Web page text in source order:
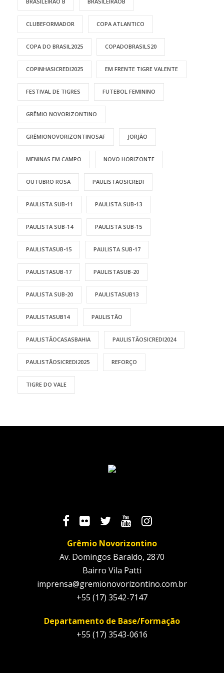
CLUBEFORMADOR COPA ATLANTICO
COPA DO BRASIL2025 COPADOBRASILS20
COPINHASICREDI2025 EM FRENTE TIGRE VALENTE
FESTIVAL DE TIGRES FUTEBOL FEMININO
GRÊMIO NOVORIZONTINO
GRÊMIONOVORIZONTINOSAF JORJÃO
MENINAS EM CAMPO NOVO HORIZONTE
OUTUBRO ROSA PAULISTAOSICREDI
PAULISTA SUB-11 PAULISTA SUB-13
PAULISTA SUB-14 PAULISTA SUB-15
PAULISTASUB-15 PAULISTA SUB-17
PAULISTASUB-17 PAULISTASUB-20
PAULISTA SUB-20 PAULISTASUB13
PAULISTASUB14 PAULISTÃO
PAULISTÃOCASASBAHIA PAULISTÃOSICREDI2024
PAULISTÃOSICREDI2025 REFORÇO
TIGRE DO VALE
Grêmio Novorizontino
Av. Domingos Baraldo, 2870
Bairro Vila Patti
imprensa@gremionovorizontino.com.br
+55 (17) 3542-7147
Departamento de Base/Formação
+55 (17) 3543-0616